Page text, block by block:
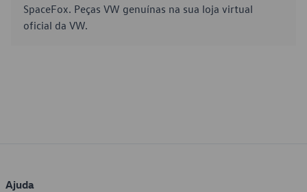
SpaceFox. Peças VW genuínas na sua loja virtual
oficial da VW.
Ajuda